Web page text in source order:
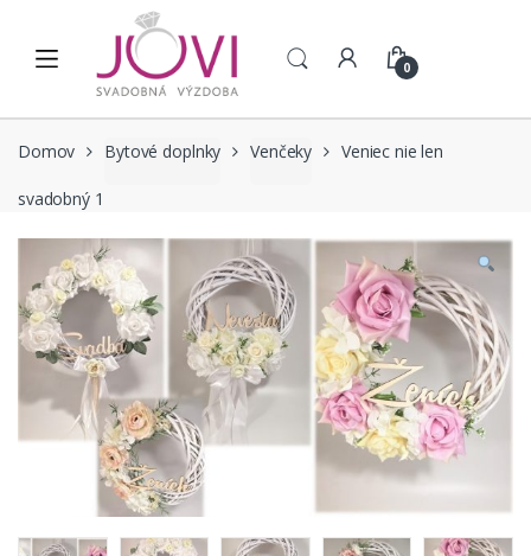
0
Domov Bytové doplnky Venčeky Veniec nie len
svadobný 1